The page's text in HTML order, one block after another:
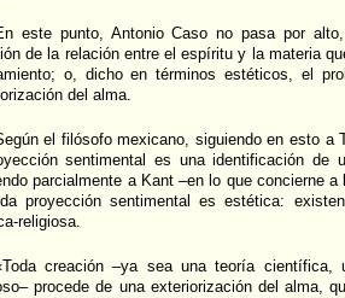
este punto, Antonio Caso no pasa por
de la relación entre el espíritu y la materia
o, dicho en términos estéticos, el
del alma.
el filósofo mexicano, siguiendo en esto a
sentimental es una identificación de
parcialmente a Kant –en lo que concierne
proyección sentimental es estética:
religiosa.
creación –ya sea una teoría
procede de una exteriorización del alma,